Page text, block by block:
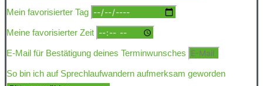
Mein favorisierter Tag
Meine favorisierter Zeit
E-Mail für Bestätigung deines Terminwunsches
So bin ich auf Sprechlaufwandern aufmerksam geworden